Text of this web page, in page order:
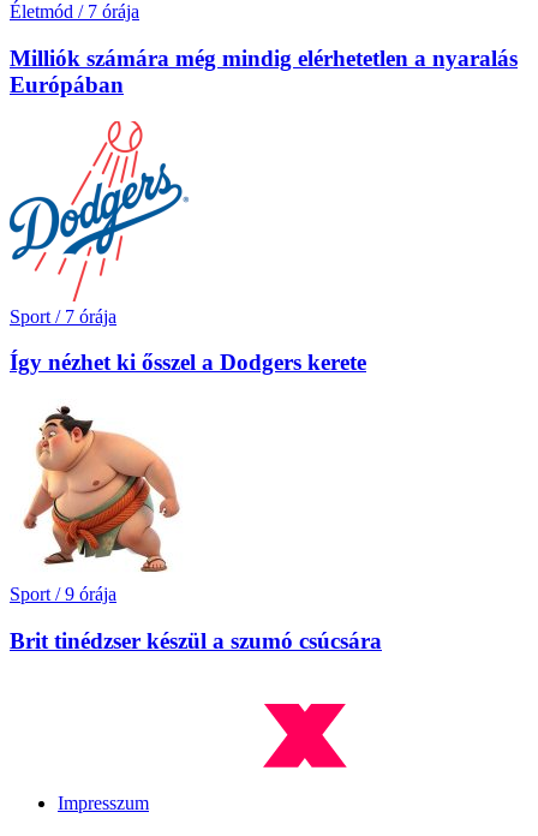
Életmód / 7 órája
Milliók számára még mindig elérhetetlen a nyaralás
Európában
Sport / 7 órája
Így nézhet ki ősszel a Dodgers kerete
Sport / 9 órája
Brit tinédzser készül a szumó csúcsára
Impresszum